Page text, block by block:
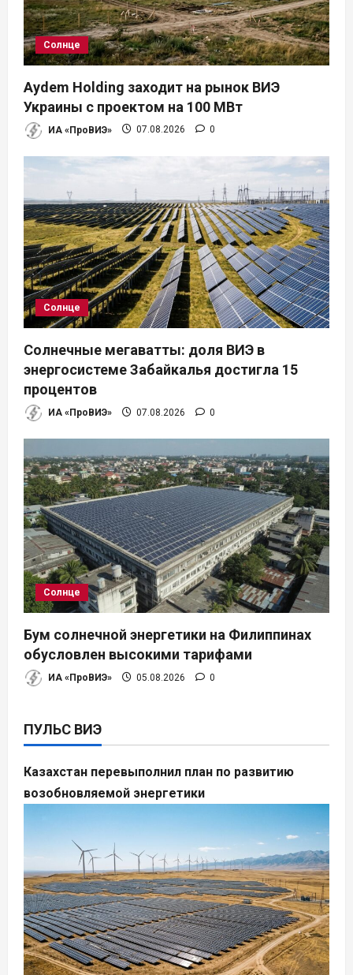
з
а
п
и
с
я
м
Солнце
Aydem Holding заходит на рынок ВИЭ
Украины с проектом на 100 МВт
ИА «ПроВИЭ» 07.08.2026 0
Солнце
Солнечные мегаватты: доля ВИЭ в
энергосистеме Забайкалья достигла 15
процентов
ИА «ПроВИЭ» 07.08.2026 0
Солнце
Бум солнечной энергетики на Филиппинах
обусловлен высокими тарифами
ИА «ПроВИЭ» 05.08.2026 0
ПУЛЬС ВИЭ
Казахстан перевыполнил план по развитию
возобновляемой энергетики